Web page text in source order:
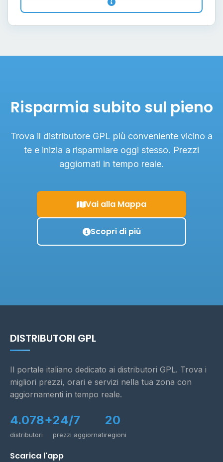
Risparmia subito sul pieno
Trova il distributore GPL più conveniente vicino a
te e inizia a risparmiare oggi stesso. Prezzi
aggiornati in tempo reale.
Vai alla Mappa
Scopri di più
DISTRIBUTORI GPL
Il portale italiano dedicato ai distributori GPL. Trova i
migliori prezzi, orari e servizi nella tua zona con
aggiornamenti in tempo reale.
4.078+
distributori
24/7
prezzi aggiornati
20
regioni
Scarica l'app